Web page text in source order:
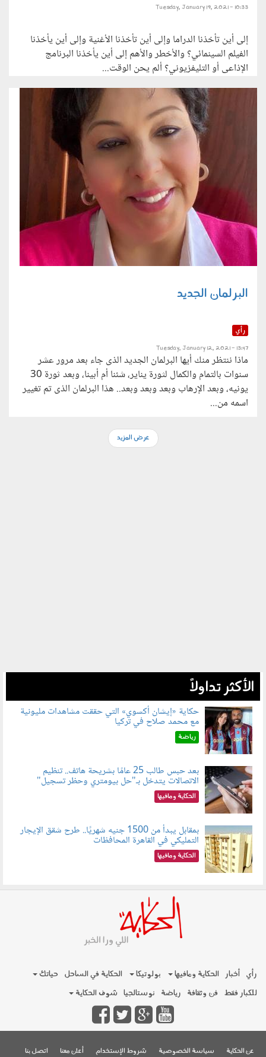
Tuesday, January 19, 2021 - 10:33
إلى أين تأخذنا الدراما وإلى أين تأخذنا الأغنية وإلى أين يأخذنا
الفيلم السينمائي؟ والأخطر والأهم إلى أين يأخذنا البرنامج
الإذاعى أو التليفزيوني؟ ألم يحن الوقت...
البرلمان الجديد
رأي
Tuesday, January 12, 2021 - 13:47
ماذا ننتظر منك أيها البرلمان الجديد الذى جاء بعد مرور عشر
سنوات بالتمام والكمال لثورة يناير، شئنا أم أبينا، وبعد ثورة 30
يونيه، وبعد الإرهاب وبعد وبعد وبعد.. هذا البرلمان الذى تم تغيير
اسمه من...
عرض المزيد
الأكثر تداولاً
080802.jpg
حكاية «إيشان أكسوي» التي حققت مشاهدات مليونية
مع محمد صلاح في تركيا
رياضة
080803.jpg
بعد حبس طالب 25 عامًا بشريحة هاتف.. تنظيم
الاتصالات يتدخل بـ"حل بيومتري وحظر تسجيل"
الحكاية ومافيها
080801.jpg
بمقابل يبدأ من 1500 جنيه شهريًا.. طرح شقق الإيجار
التمليكي في القاهرة المحافظات
الحكاية ومافيها
رأي أخبار الحكاية ومافيها بولوتيكا الحكاية في الساحل
حياتك
للكبار فقط فن وثقافة رياضة نوستالجيا شوف الحكاية
عن الحكاية سياسة الخصوصية شروط الإستخدام أعلن معنا اتصل بنا